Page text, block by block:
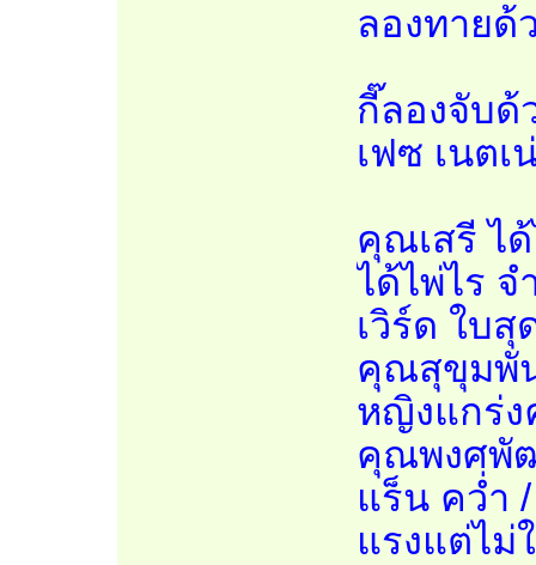
ลองทายด้
กี๊ลองจับด้
เฟซ เนตเ
คุณเสรี ไ
ได้ไพ่ไร จ
เวิร์ด ใบ
คุณสุขุมพั
หญิงแกร่ง
คุณพงศพั
แร็น คว่ำ
แรงแต่ไม่